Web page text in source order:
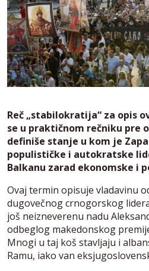
Reč „stabilokratija“ za opis
se u praktičnom rečniku pre
definiše stanje u kom je
populističke i autokratske
Balkanu zarad ekonomske i
Ovaj termin opisuje vladavinu
dugovečnog crnogorskog
još neizneverenu nadu
odbeglog makedonskog
Mnogi u taj koš stavljaju i
Ramu, iako van